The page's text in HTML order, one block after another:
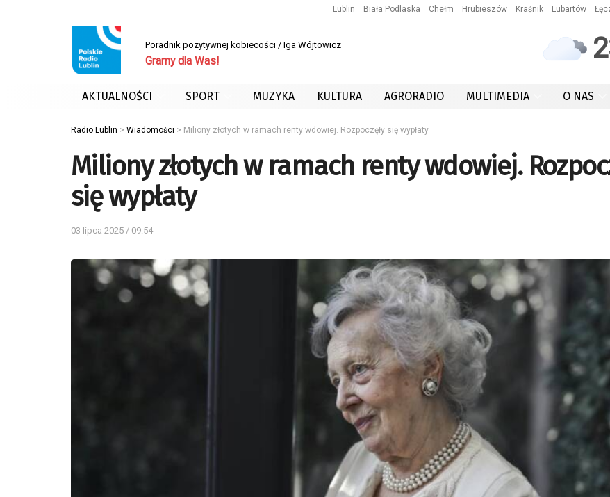
Lublin Biała Podlaska Chełm Hrubieszów Kraśnik Lubartów
Poradnik pozytywnej kobiecości / Iga Wójtowicz
Gramy dla Was!
AKTUALNOŚCI SPORT MUZYKA KULTURA AGRORADIO MULTIMEDIA O NAS
Radio Lublin > Wiadomości > Miliony złotych w ramach renty wdowiej. Rozpoczęły się wypłaty
Miliony złotych w ramach renty wdowiej.
się wypłaty
03 lipca 2025 / 09:54